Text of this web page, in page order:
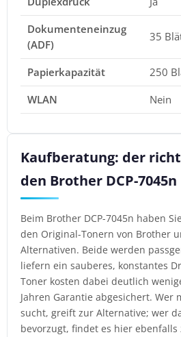
Dokumenteneinzug
(ADF)
35
Papierkapazität
250
WLAN
Nein
Kaufberatung: der
den Brother DCP-7045n
Beim Brother DCP-7045n haben
den Original-Tonern von Brother
Alternativen. Beide werden
liefern ein sauberes, konstantes
Toner kosten dabei deutlich
Jahren Garantie abgesichert. Wer
sucht, greift zur Alternative; wer
bevorzugt, findet es hier ebenfalls